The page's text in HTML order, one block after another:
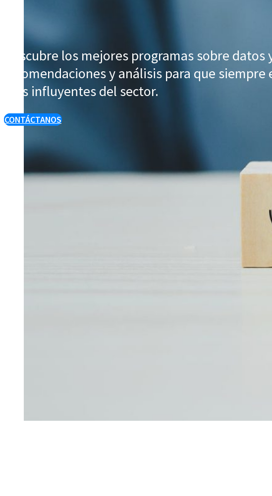
Descubre los mejores programas sobre
recomendaciones y análisis para que
más influyentes del sector.
CONTÁCTANOS